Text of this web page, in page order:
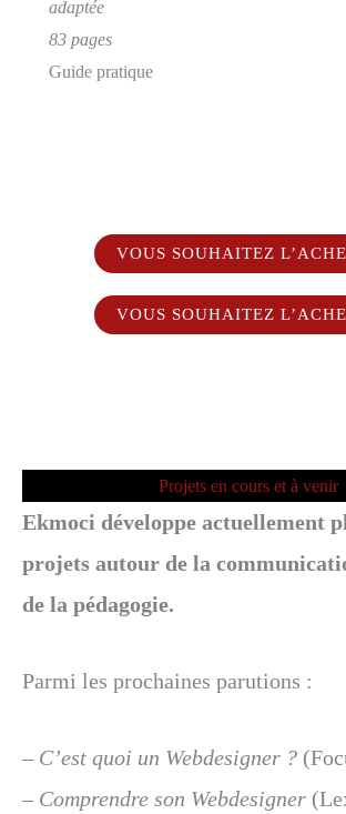
adaptée
83 pages
Guide pratique
VOUS SOUHAITEZ
VOUS SOUHAITEZ
Projets en cours et à venir
Ekmoci développe actuellement
projets autour de la
de la pédagogie.
Parmi les prochaines parutions :
– C’est quoi un Webdesigner ?
– Comprendre son Webdesigner